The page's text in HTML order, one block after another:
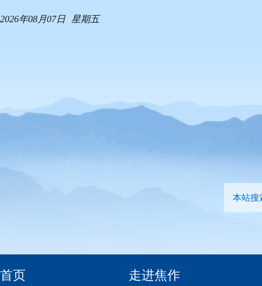
2026年08月07日 星期五
本站搜
首页 走进焦作